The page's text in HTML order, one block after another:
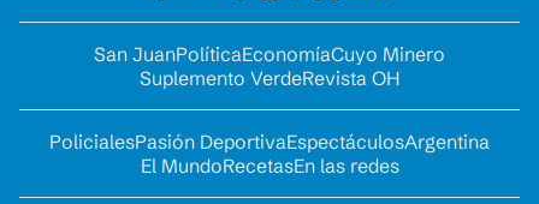
San JuanPolíticaEconomíaCuyo Minero
Suplemento VerdeRevista OH
PolicialesPasión DeportivaEspectáculosArgentina
El MundoRecetasEn las redes